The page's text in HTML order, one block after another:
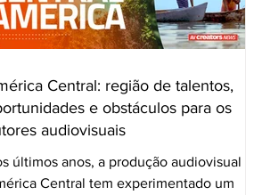
Central: região de talentos,
e obstáculos para os
audiovisuais
últimos anos, a produção audiovisual na
Central tem experimentado um